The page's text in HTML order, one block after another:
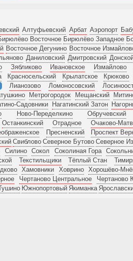
Алтуфьевский Арбат Аэропорт
Восточное Бирюлёво Западное
Восточное Дегунино Восточное
Даниловский Дмитровский
Зябликово Ивановское Измайлово
Красносельский Крылатское Крюково
Лианозово Ломоносовский
Метрогородок Мещанский
Садовники Нагатинский Затон
Ново-Переделкино Обручевский
Останкинский Отрадное Очаково-
Пресненский Проспект
Свиблово Северное Бутово Северное
Силино Сокол Соколиная Гора
Текстильщики Тёплый Стан
Хамовники Ховрино Хорошёво-
Чертаново Центральное Чертаново
Южнопортовый Якиманка